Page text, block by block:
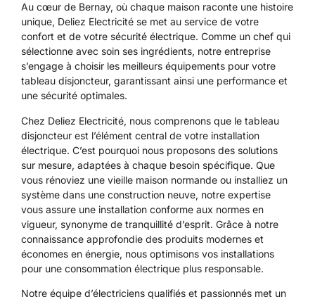
Au cœur de Bernay, où chaque maison raconte une histoire
unique, Deliez Electricité se met au service de votre
confort et de votre sécurité électrique. Comme un chef qui
sélectionne avec soin ses ingrédients, notre entreprise
s’engage à choisir les meilleurs équipements pour votre
tableau disjoncteur, garantissant ainsi une performance et
une sécurité optimales.
Chez Deliez Electricité, nous comprenons que le tableau
disjoncteur est l’élément central de votre installation
électrique. C’est pourquoi nous proposons des solutions
sur mesure, adaptées à chaque besoin spécifique. Que
vous rénoviez une vieille maison normande ou installiez un
système dans une construction neuve, notre expertise
vous assure une installation conforme aux normes en
vigueur, synonyme de tranquillité d’esprit. Grâce à notre
connaissance approfondie des produits modernes et
économes en énergie, nous optimisons vos installations
pour une consommation électrique plus responsable.
Notre équipe d’électriciens qualifiés et passionnés met un